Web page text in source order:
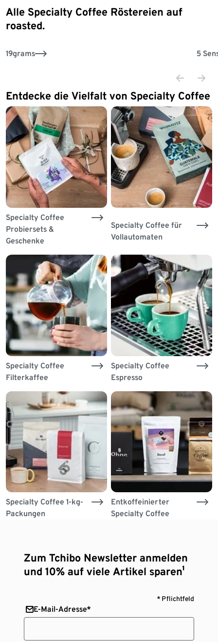
Alle Specialty Coffee Röstereien auf
roasted.
19grams 5
Ende der Auflistung
Entdecke die Vielfalt von Specialty Coffee
Specialty Coffee
Probiersets &
Geschenke
Specialty Coffee für
Vollautomaten
Specialty Coffee
Filterkaffee
Specialty Coffee
Espresso
Specialty Coffee 1-kg-
Packungen
Entkoffeinierter
Specialty Coffee
Zum Tchibo Newsletter anmelden
und 10% auf viele Artikel sparen¹
* Pflichtfeld
E-Mail-Adresse*